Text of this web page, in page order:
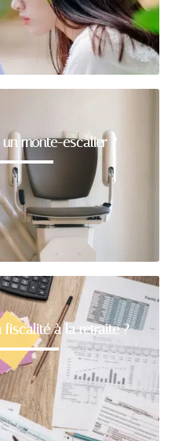
monte-escalier ?
à la retraite ?